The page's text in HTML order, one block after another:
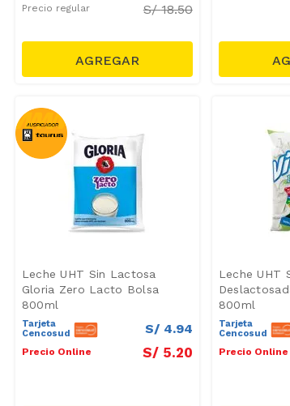
Precio regular S/18.50
Leche UHT Sin Lactosa
Gloria Zero Lacto Bolsa
800ml
Tarjeta
Cencosud
S/ 4.94
Precio Online S/ 5.20
Leche UHT
800ml
Tarjeta
Cencosud
Precio Online